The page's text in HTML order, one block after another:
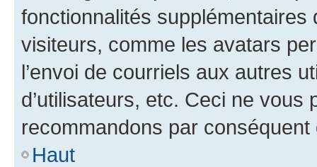
fonctionnalités
visiteurs, comme les avatars
l’envoi de courriels aux autres
d’utilisateurs, etc. Ceci ne vous
recommandons par conséquent
Haut